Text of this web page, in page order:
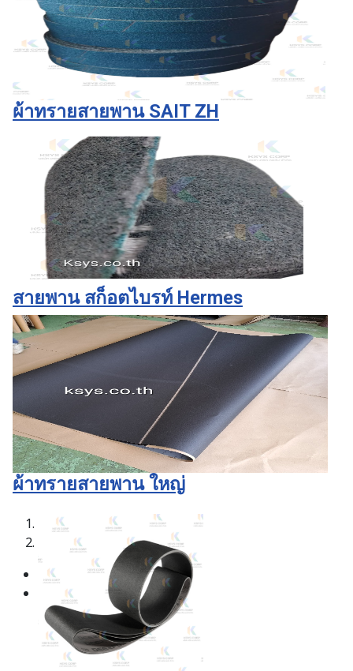
ผ้าทรายสายพาน SAIT ZH
สายพาน สก็อตไบรท์ Hermes
ผ้าทรายสายพาน ใหญ่